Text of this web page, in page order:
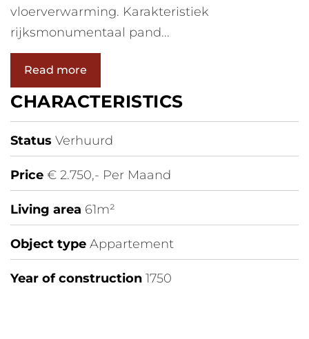
vloerverwarming. Karakteristiek
rijksmonumentaal pand...
Read more
CHARACTERISTICS
Status Verhuurd
Price € 2.750,- Per Maand
Living area 61m²
Object type Appartement
Year of construction 1750